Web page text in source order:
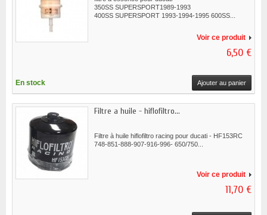
350SS SUPERSPORT1989-1993
400SS SUPERSPORT 1993-1994-1995 600SS...
Voir ce produit
6,50 €
En stock Ajouter au panier
Filtre a huile - hiflofiltro...
Filtre à huile hiflofiltro racing pour ducati - HF153RC
748-851-888-907-916-996- 650/750...
Voir ce produit
11,70 €